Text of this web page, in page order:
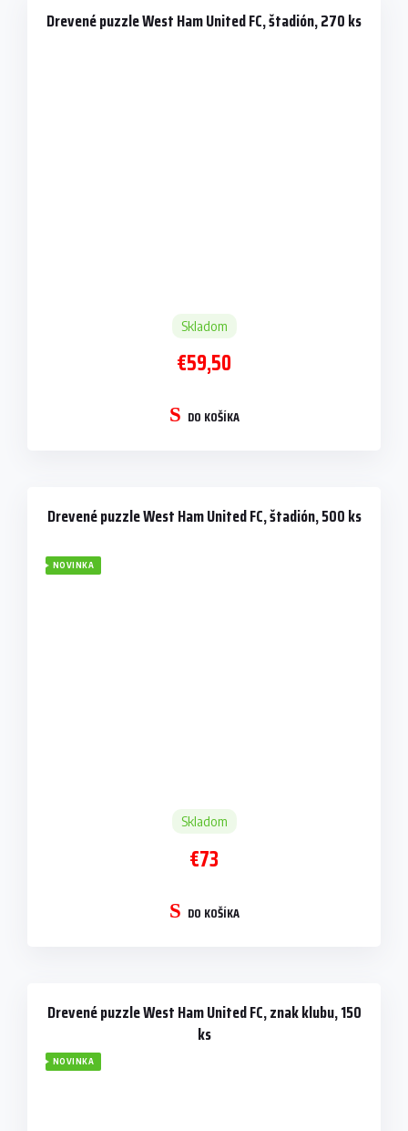
Drevené puzzle West Ham United FC, štadión, 270 ks
Skladom
€59,50
DO KOŠÍKA
Drevené puzzle West Ham United FC, štadión, 500 ks
NOVINKA
Skladom
€73
DO KOŠÍKA
Drevené puzzle West Ham United FC, znak klubu, 150
ks
NOVINKA